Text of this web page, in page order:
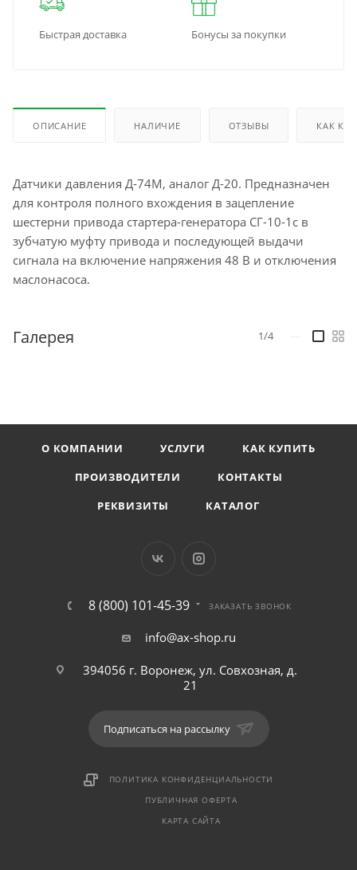
Быстрая доставка Бонусы за покупки
ОПИСАНИЕ НАЛИЧИЕ ОТЗЫВЫ КАК
Датчики давления Д-74М, аналог Д-20. Предназначен
для контроля полного вхождения в зацепление
шестерни привода стартера-генератора СГ-10-1с в
зубчатую муфту привода и последующей выдачи
сигнала на включение напряжения 48 В и отключения
маслонасоса.
Галерея 1/4
О КОМПАНИИ УСЛУГИ
КАК КУПИТЬ
ПРОИЗВОДИТЕЛИ
КОНТАКТЫ
РЕКВИЗИТЫ
КАТАЛОГ
8 (800) 101-45-39 ЗАКАЗАТЬ ЗВОНОК
info@ax-shop.ru
394056 г. Воронеж, ул. Совхозная, д.
21
Подписаться на рассылку
ПОЛИТИКА КОНФИДЕНЦИАЛЬНОСТИ
ПУБЛИЧНАЯ ОФЕРТА
КАРТА САЙТА